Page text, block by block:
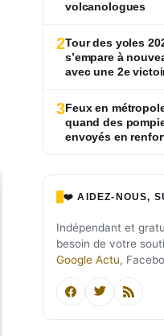
volcanologues
2Tour des yoles
s’empare à
avec une 2e
3Feux en
quand des
envoyés en
❤️ AIDEZ-NOUS,
Indépendant et
besoin de votre
Google Actu,